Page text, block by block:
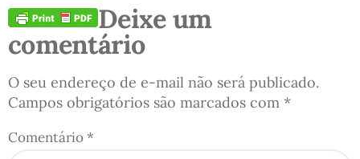
Deixe um
comentário
O seu endereço de e-mail não será publicado.
Campos obrigatórios são marcados com *
Comentário*